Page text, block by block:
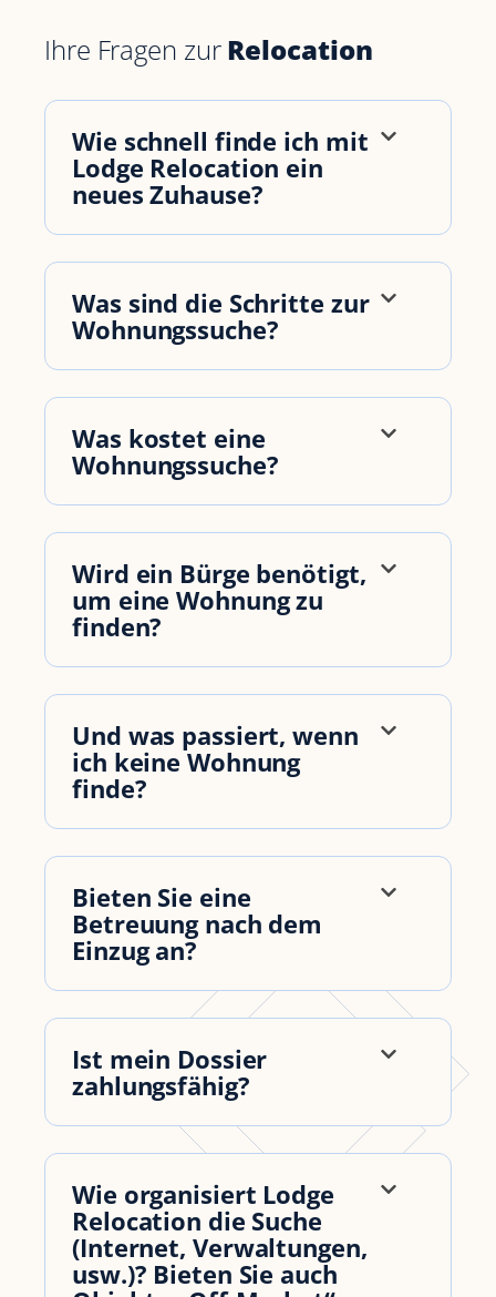
Ihre Fragen zurRelocation
Wie schnell finde ich mit
Lodge Relocation ein
neues Zuhause?
Was sind die Schritte zur
Wohnungssuche?
Was kostet eine
Wohnungssuche?
Wird ein Bürge benötigt,
um eine Wohnung zu
finden?
Und was passiert, wenn
ich keine Wohnung
finde?
Bieten Sie eine
Betreuung nach dem
Einzug an?
Ist mein Dossier
zahlungsfähig?
Wie organisiert Lodge
Relocation die Suche
(Internet, Verwaltungen,
usw.)? Bieten Sie auch